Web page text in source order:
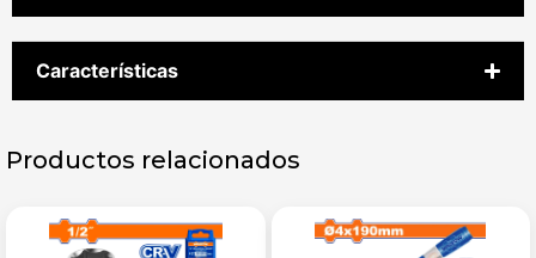
Características
Productos relacionados